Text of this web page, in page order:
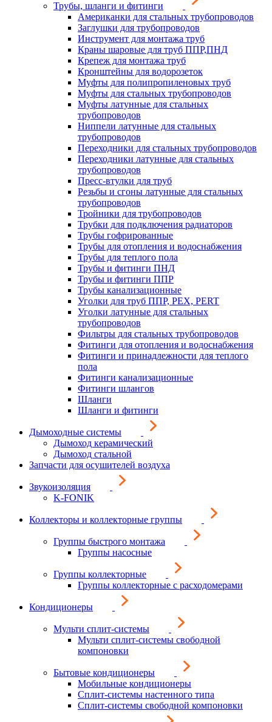
Трубы, шланги и фитинги
Американки для стальных трубопроводов
Заглушки для трубопроводов
Инструмент для монтажа труб
Краны шаровые для труб ППР,ПНД
Крепеж для монтажа труб
Кронштейны для водорозеток
Муфты для полипропиленовых труб
Муфты для стальных трубопроводов
Муфты латунные для стальных
трубопроводов
Ниппели латунные для стальных
трубопроводов
Переходники для стальных трубопроводов
Переходники латунные для стальных
трубопроводов
Пресс-втулки для труб
Резьбы и сгоны латунные для стальных
трубопроводов
Тройники для трубопроводов
Трубки для подключения радиаторов
Трубы гофрированные
Трубы для отопления и водоснабжения
Трубы для теплого пола
Трубы и фитинги ПНД
Трубы и фитинги ППР
Трубы канализационные
Уголки для труб ППР, PEX, PERT
Уголки латунные для стальных
трубопроводов
Фильтры для стальных трубопроводов
Фитинги для отопления и водоснабжения
Фитинги и принадлежности для теплого
пола
Фитинги канализационные
Фитинги шлангов
Шланги
Шланги и фитинги
Дымоходные системы
Дымоход керамический
Дымоход стальной
Запчасти для осушителей воздуха
Звукоизоляция
K-FONIK
Коллекторы и коллекторные группы
Группы быстрого монтажа
Группы насосные
Группы коллекторные
Группы коллекторные с расходомерами
Кондиционеры
Мульти сплит-системы
Мульти сплит-системы свободной
компоновки
Бытовые кондиционеры
Мобильные кондиционеры
Сплит-системы настенного типа
Сплит-системы свободной компоновки